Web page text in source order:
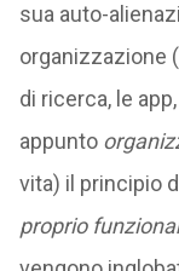
sua auto-
organizzazione
di ricerca, le
appunto
vita) il principio
proprio